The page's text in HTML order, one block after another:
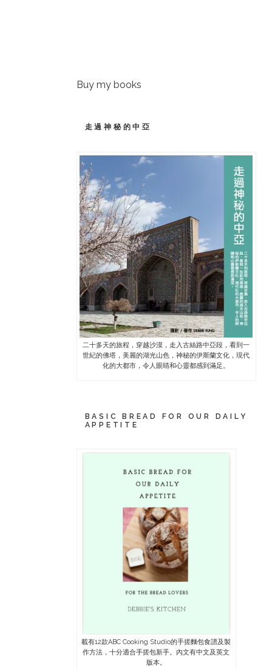
Buy my books
走過神秘的中亞
二十多天的旅程，穿越沙漠，走入古絲路中亞段，看到一
世紀的佛塔，美麗的湖光山色，神秘的伊斯蘭文化，現代
化的大都市，令人眼睛和心靈都感到滿足。
BASIC BREAD FOR OUR DAILY
APPETITE
載有12款ABC Cooking Studio的手搓麵包食譜及製
作方法，十分適合手搓包新手。內文有中文及英文
版本。